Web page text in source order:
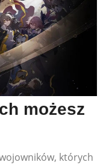
możesz
których